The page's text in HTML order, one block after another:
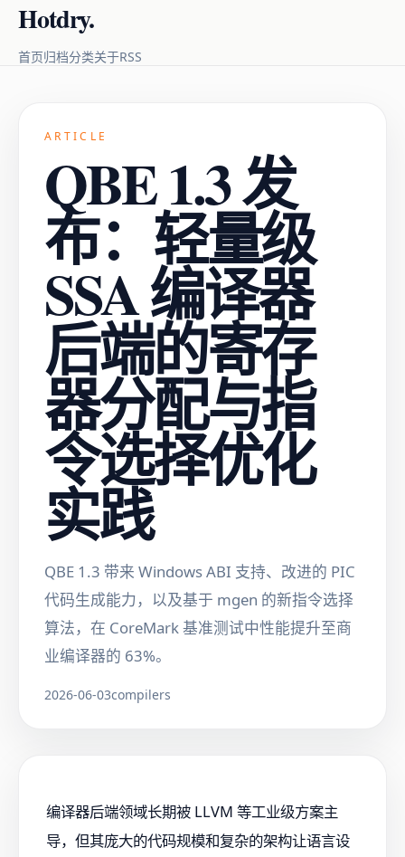
Hotdry.
首页归档分类关于RSS
ARTICLE
QBE 1.3 发
布：轻量级
SSA 编译器
后端的寄存
器分配与指
令选择优化
实践
QBE 1.3 带来 Windows ABI 支持、改进的 PIC
代码生成能力，以及基于 mgen 的新指令选择
算法，在 CoreMark 基准测试中性能提升至商
业编译器的 63%。
2026-06-03compilers
编译器后端领域长期被 LLVM 等工业级方案主
导，但其庞大的代码规模和复杂的架构让语言设